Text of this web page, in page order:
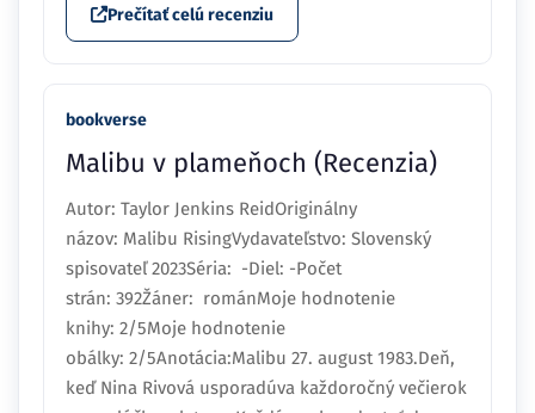
Prečítať celú recenziu
bookverse
Malibu v plameňoch (Recenzia)
Autor: Taylor Jenkins ReidOriginálny
názov: Malibu RisingVydavateľstvo: Slovenský
spisovateľ 2023Séria: -Diel: -Počet
strán: 392Žáner: románMoje hodnotenie
knihy: 2/5Moje hodnotenie
obálky: 2/5Anotácia:Malibu 27. august 1983.Deň,
keď Nina Rivová usporadúva každoročný večierok